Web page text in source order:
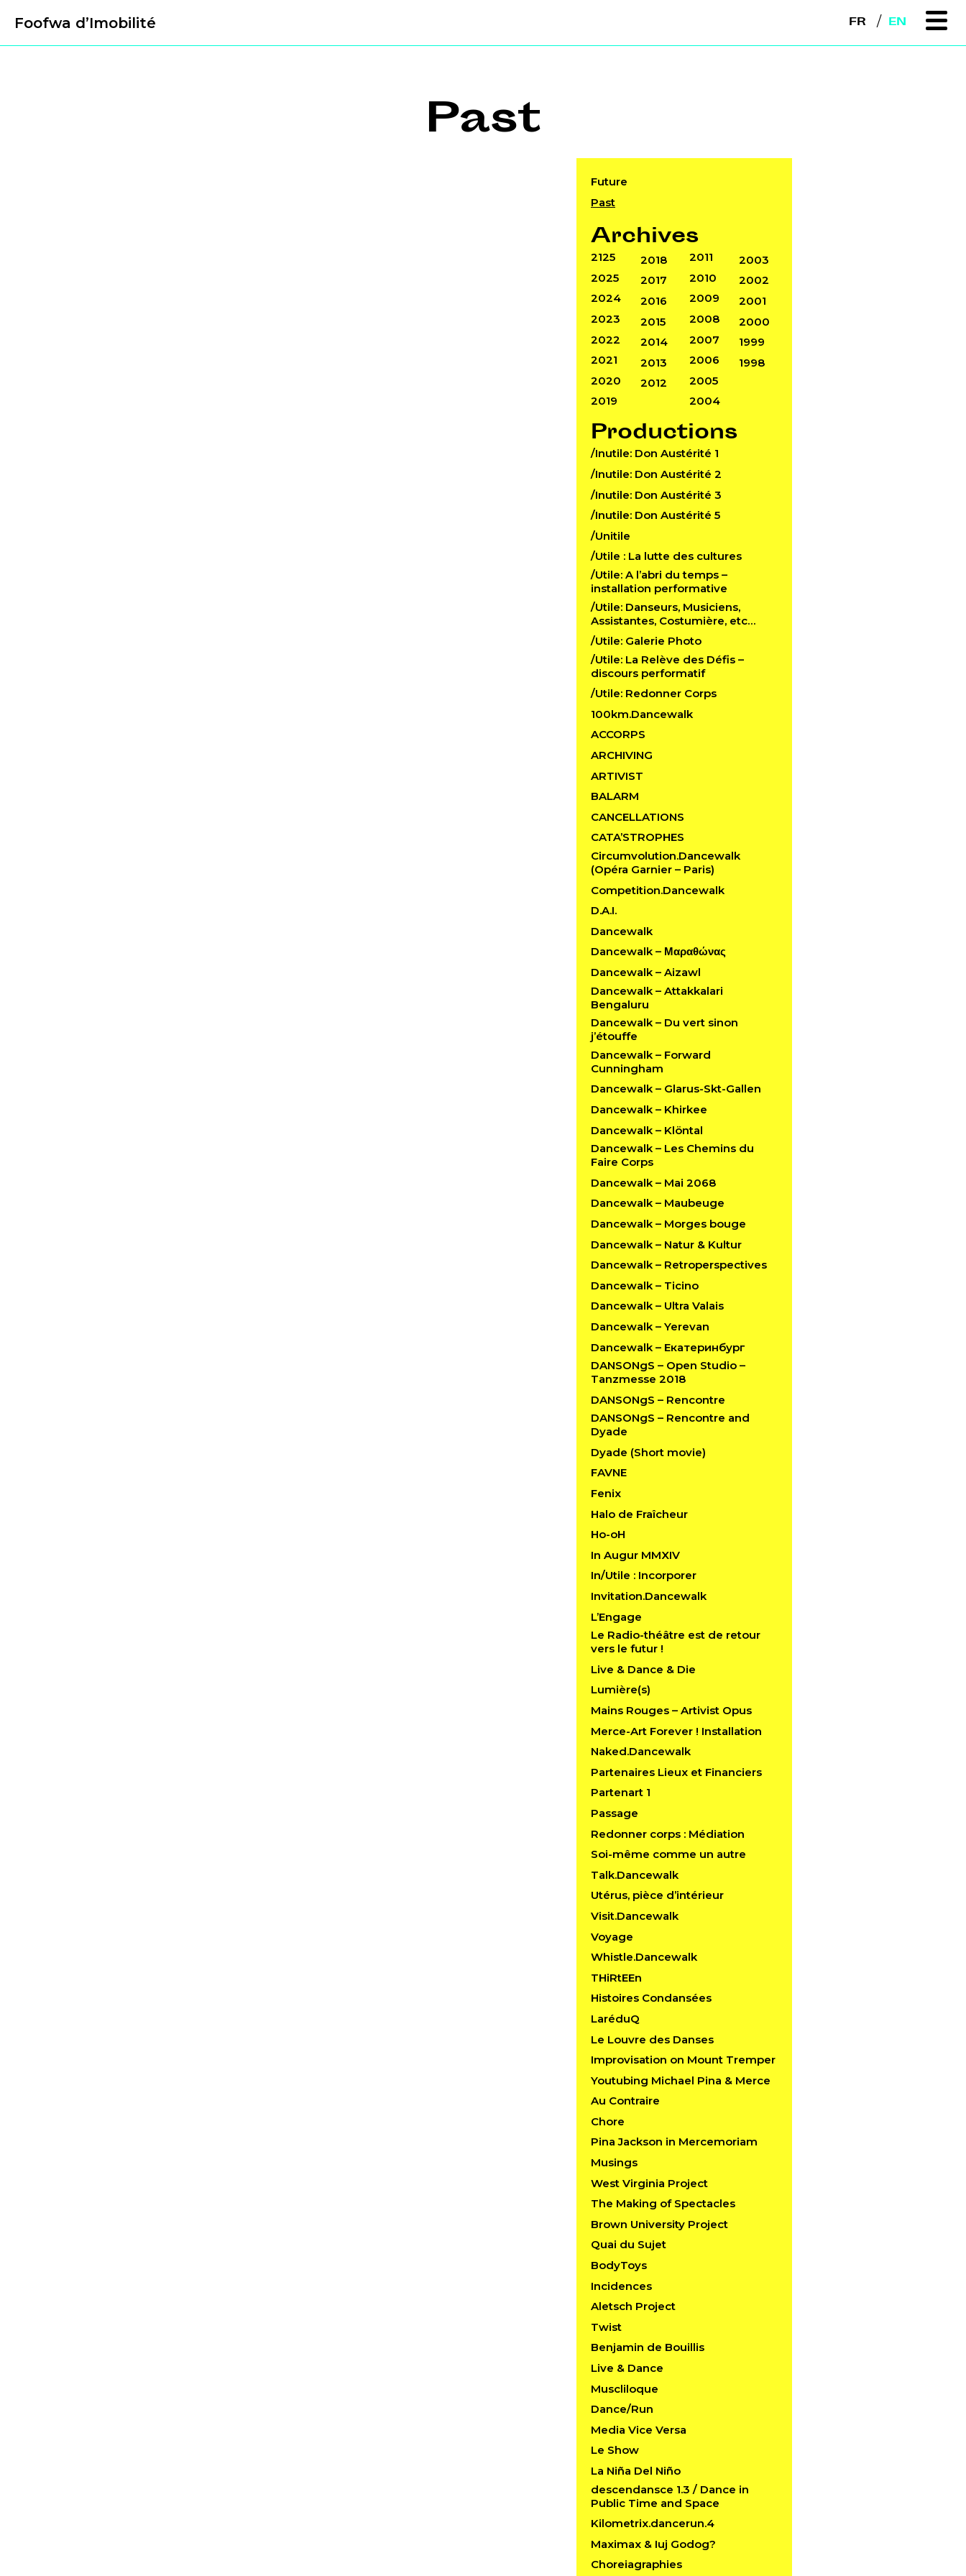
Foofwa d’Imobilité FR EN
Past
Future
Past
Archives
2125
2025
2024
2023
2022
2021
2020
2019
2018
2017
2016
2015
2014
2013
2012
2011
2010
2009
2008
2007
2006
2005
2004
2003
2002
2001
2000
1999
1998
Productions
/Inutile: Don Austérité 1
/Inutile: Don Austérité 2
/Inutile: Don Austérité 3
/Inutile: Don Austérité 5
/Unitile
/Utile : La lutte des cultures
/Utile: A l’abri du temps –
installation performative
/Utile: Danseurs, Musiciens,
Assistantes, Costumière, etc…
/Utile: Galerie Photo
/Utile: La Relève des Défis –
discours performatif
/Utile: Redonner Corps
100km.Dancewalk
ACCORPS
ARCHIVING
ARTIVIST
BALARM
CANCELLATIONS
CATA’STROPHES
Circumvolution.Dancewalk
(Opéra Garnier – Paris)
Competition.Dancewalk
D.A.I.
Dancewalk
Dancewalk – Μαραθώνας
Dancewalk – Aizawl
Dancewalk – Attakkalari
Bengaluru
Dancewalk – Du vert sinon
j’étouffe
Dancewalk – Forward
Cunningham
Dancewalk – Glarus-Skt-Gallen
Dancewalk – Khirkee
Dancewalk – Klöntal
Dancewalk – Les Chemins du
Faire Corps
Dancewalk – Mai 2068
Dancewalk – Maubeuge
Dancewalk – Morges bouge
Dancewalk – Natur & Kultur
Dancewalk – Retroperspectives
Dancewalk – Ticino
Dancewalk – Ultra Valais
Dancewalk – Yerevan
Dancewalk – Екатеринбург
DANSONgS – Open Studio –
Tanzmesse 2018
DANSONgS – Rencontre
DANSONgS – Rencontre and
Dyade
Dyade (Short movie)
FAVNE
Fenix
Halo de Fraîcheur
Ho-oH
In Augur MMXIV
In/Utile : Incorporer
Invitation.Dancewalk
L’Engage
Le Radio-théâtre est de retour
vers le futur !
Live & Dance & Die
Lumière(s)
Mains Rouges – Artivist Opus
Merce-Art Forever ! Installation
Naked.Dancewalk
Partenaires Lieux et Financiers
Partenart 1
Passage
Redonner corps : Médiation
Soi-même comme un autre
Talk.Dancewalk
Utérus, pièce d’intérieur
Visit.Dancewalk
Voyage
Whistle.Dancewalk
THiRtEEn
Histoires Condansées
LaréduQ
Le Louvre des Danses
Improvisation on Mount Tremper
Youtubing Michael Pina & Merce
Au Contraire
Chore
Pina Jackson in Mercemoriam
Musings
West Virginia Project
The Making of Spectacles
Brown University Project
Quai du Sujet
BodyToys
Incidences
Aletsch Project
Twist
Benjamin de Bouillis
Live & Dance
Muscliloque
Dance/Run
Media Vice Versa
Le Show
La Niña Del Niño
descendansce 1.3 / Dance in
Public Time and Space
Kilometrix.dancerun.4
Maximax & Iuj Godog?
Choreiagraphies